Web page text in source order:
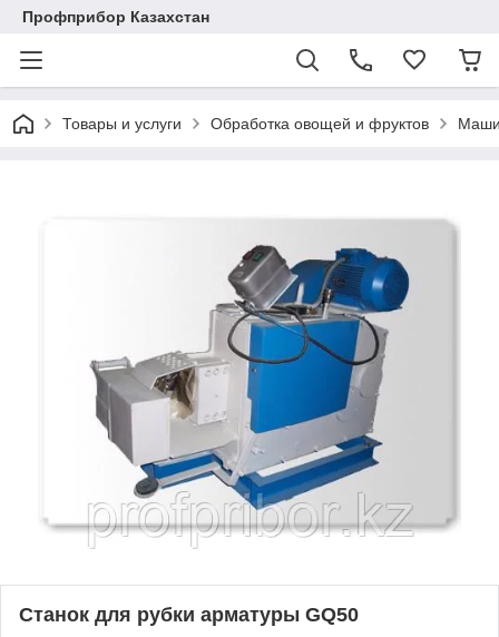
Профприбор Казахстан
Товары и услуги Обработка овощей и фруктов
Станок для рубки арматуры GQ50